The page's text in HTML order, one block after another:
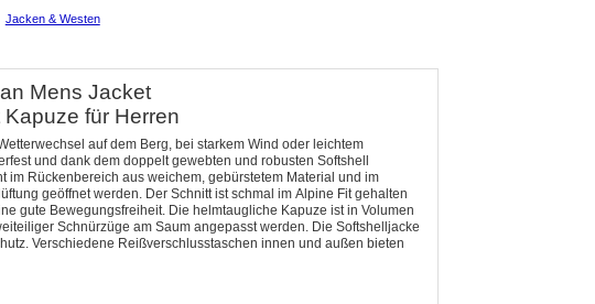
Jacken & Westen
Mens Jacket
für Herren
auf dem Berg, bei starkem Wind oder leichtem
und dank dem doppelt gewebten und robusten Softshell
im Rückenbereich aus weichem, gebürstetem Material und im
geöffnet werden. Der Schnitt ist schmal im Alpine Fit gehalten
gute Bewegungsfreiheit. Die helmtaugliche Kapuze ist in Volumen
Schnürzüge am Saum angepasst werden. Die Softshelljacke
Verschiedene Reißverschlusstaschen innen und außen bieten